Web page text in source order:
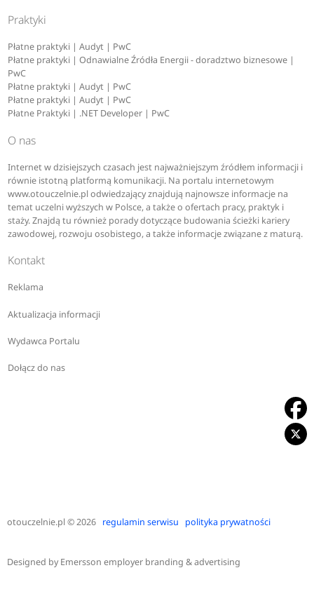
Praktyki
Płatne praktyki | Audyt | PwC
Płatne praktyki | Odnawialne Źródła Energii - doradztwo biznesowe |
PwC
Płatne praktyki | Audyt | PwC
Płatne praktyki | Audyt | PwC
Płatne Praktyki | .NET Developer | PwC
O nas
Internet w dzisiejszych czasach jest najważniejszym źródłem informacji i
równie istotną platformą komunikacji. Na portalu internetowym
www.otouczelnie.pl odwiedzający znajdują najnowsze informacje na
temat uczelni wyższych w Polsce, a także o ofertach pracy, praktyk i
staży. Znajdą tu również porady dotyczące budowania ścieżki kariery
zawodowej, rozwoju osobistego, a także informacje związane z maturą.
Kontakt
Reklama
Aktualizacja informacji
Wydawca Portalu
Dołącz do nas
otouczelnie.pl© 2026 regulamin serwisu polityka prywatności
Designed byEmersson employer branding & advertising